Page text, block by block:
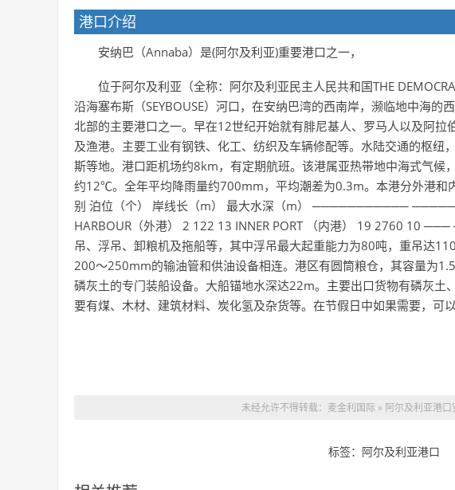
港口介绍
安纳巴（Annaba）是(阿尔及利亚)重要港口之一，
位于阿尔及利亚（全称：阿尔及利亚民主人民共和国THE
沿海塞布斯（SEYBOUSE）河口，在安纳巴湾的西南岸，濒临地中海的
北部的主要港口之一。早在12世纪开始就有腓尼基人、罗马人以及阿拉
及渔港。主要工业有钢铁、化工、纺织及车辆修配等。水陆交通的枢纽
斯等地。港口距机场约8km，有定期航班。该港属亚热带地中海式气
约12℃。全年平均降雨量约700mm，平均潮差为0.3m。本港分外港和
别 泊位（个） 岸线长（m） 最大水深（m） ───────────
HARBOUR（外港） 2 122 13 INNER PORT （内港） 19 2760 10
吊、浮吊、卸粮机及拖船等，其中浮吊最大起重能力为80吨，重吊达
200～250mm的输油管和供油设备相连。港区有圆筒粮仓，其容量为
磷灰土的专门装船设备。大船锚地水深达22m。主要出口货物有磷灰土
要有煤、木材、建筑材料、炭化氢及杂货等。在节假日中如果需要，可
未经允许不得转载：麦金利国际 » 阿尔及利亚港
标签：阿尔及利亚港口